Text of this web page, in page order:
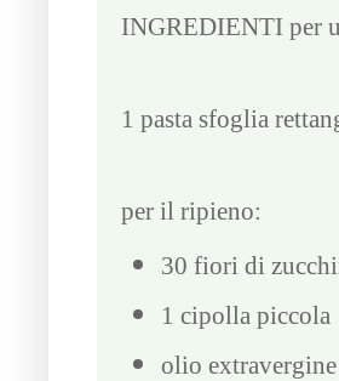
INGREDIENTI per
1 pasta sfoglia
per il ripieno:
30 fiori di
1 cipolla piccola
olio